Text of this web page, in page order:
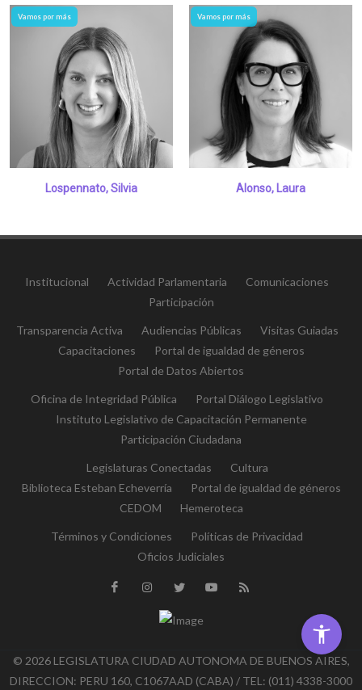
Vamos por más
Lospennato, Silvia
Vamos por más
Alonso, Laura
Institucional Actividad Parlamentaria
Comunicaciones
Participación
Transparencia Activa Audiencias Públicas
Visitas Guiadas
Capacitaciones
Portal de igualdad de géneros
Portal de Datos Abiertos
Oficina de Integridad Pública
Portal Diálogo Legislativo
Instituto Legislativo de Capacitación Permanente
Participación Ciudadana
Legislaturas Conectadas
Cultura
Biblioteca Esteban Echeverría
Portal de igualdad de géneros
CEDOM
Hemeroteca
Términos y Condiciones
Políticas de Privacidad
Oficios Judiciales
© 2026 LEGISLATURA CIUDAD AUTONOMA DE BUENOS AIRES,
DIRECCION: PERU 160, C1067AAD (CABA) / TEL: (011) 4338-3000